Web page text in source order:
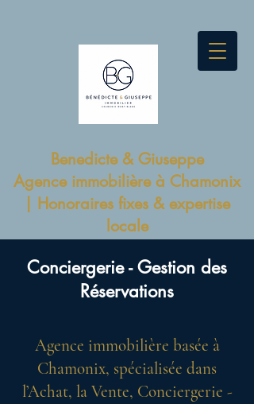
Benedicte & Giuseppe
Agence immobilière à Chamonix
| Honoraires fixes & expertise
locale
Conciergerie - Gestion des
Réservations
Agence immobilière basée à
Chamonix, spécialisée dans
l’Achat, la Vente, Conciergerie -